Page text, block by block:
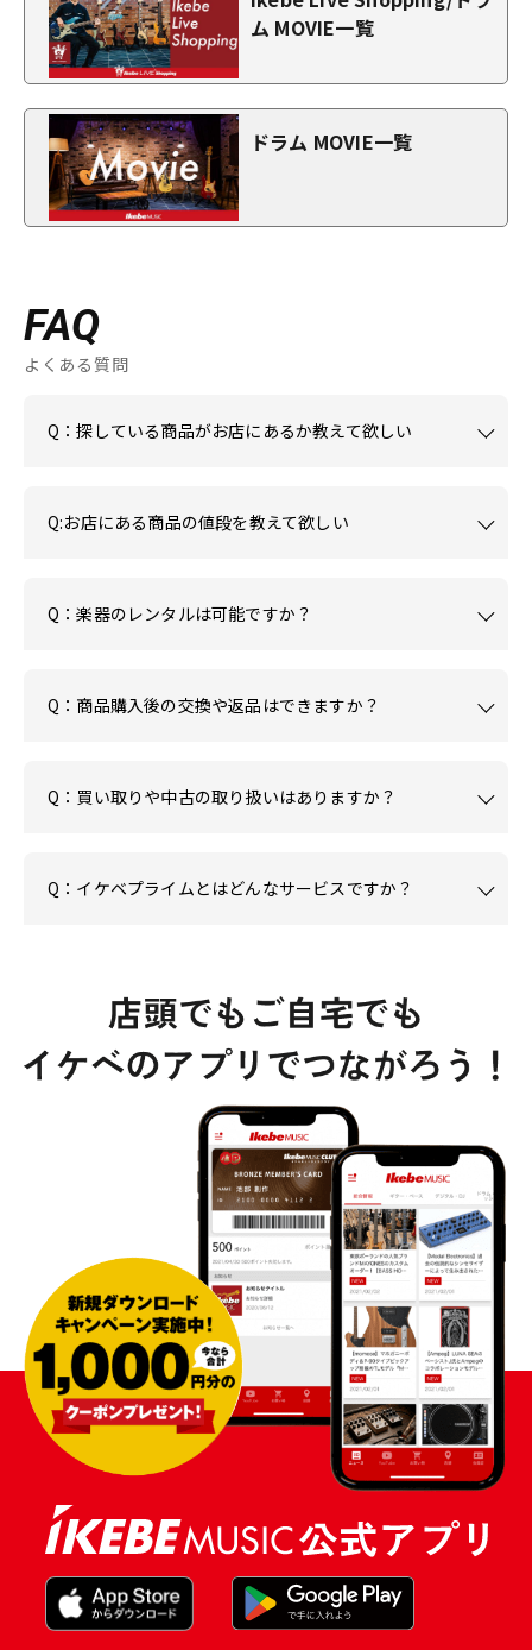
ム MOVIE一覧
ドラム MOVIE一覧
FAQ
よくある質問
Q：探している商品がお店にあるか教えて欲しい
Q:お店にある商品の値段を教えて欲しい
Q：楽器のレンタルは可能ですか？
Q：商品購入後の交換や返品はできますか？
Q：買い取りや中古の取り扱いはありますか？
Q：イケベプライムとはどんなサービスですか？